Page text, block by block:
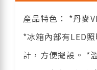
產品特色： *丹麥
*冰箱內部有LED
計，方便擺設。 *